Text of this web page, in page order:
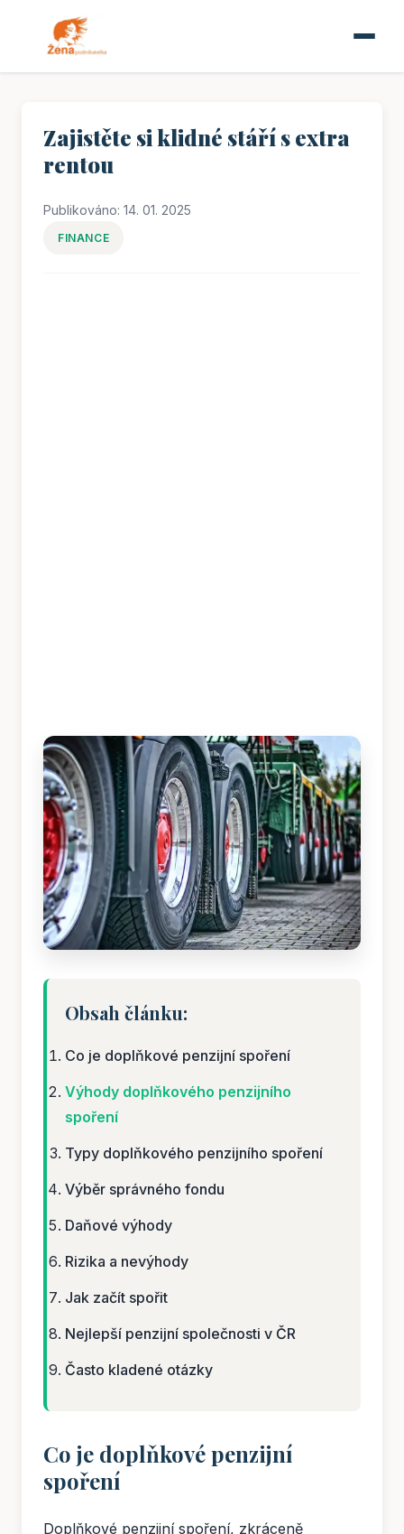
Zajistěte si klidné stáří s extra
rentou
Publikováno: 14. 01. 2025
FINANCE
Obsah článku:
Co je doplňkové penzijní spoření
Výhody doplňkového penzijního
spoření
Typy doplňkového penzijního spoření
Výběr správného fondu
Daňové výhody
Rizika a nevýhody
Jak začít spořit
Nejlepší penzijní společnosti v ČR
Často kladené otázky
Co je doplňkové penzijní
spoření
Doplňkové penzijní spoření, zkráceně